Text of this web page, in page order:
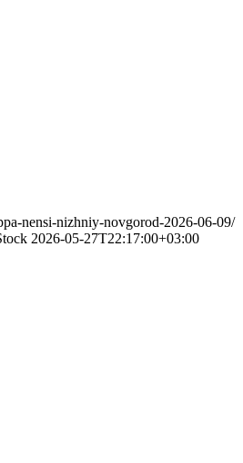
nensi-nizhniy-novgorod-2026-06-09/
2026-05-27T22:17:00+03:00